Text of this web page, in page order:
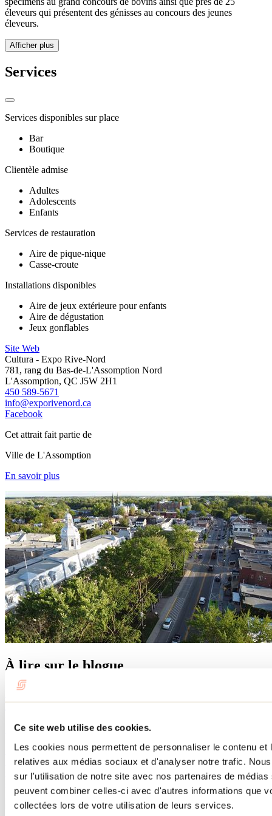
Ce site web utilise des cookies.
Les cookies nous permettent de personnaliser le contenu
relatives aux médias sociaux et d'analyser notre trafic.
sur l'utilisation de notre site avec nos partenaires de
peuvent combiner celles-ci avec d'autres informations que
collectées lors de votre utilisation de leurs services.
éleveurs qui présentent des génisses au concours des jeunes
éleveurs.
Afficher plus
Services
Services disponibles sur place
Bar
Boutique
Clientèle admise
Adultes
Adolescents
Enfants
Services de restauration
Aire de pique-nique
Casse-croute
Installations disponibles
Aire de jeux extérieure pour enfants
Aire de dégustation
Jeux gonflables
Site Web
Cultura - Expo Rive-Nord
781, rang du Bas-de-L'Assomption Nord
L'Assomption, QC J5W 2H1
450 589-5671
info@exporivenord.ca
Facebook
Cet attrait fait partie de
Ville de L'Assomption
En savoir plus
À lire sur le blogue
Les événements à ne pas manquer cet été dans
Lanaudière!
Par : Tourisme Lanaudière
La saison estivale est animés et festive dans Lanaudière. Chaque été,
les gens sont nombreux à prendre part aux événements sportifs,
culturels et festifs proposés dans la région. Envie de faire des
découvertes gourmandes? D’assister à des concerts de musique?
Lanaudière a certainement quelque chose à te proposer cet été.